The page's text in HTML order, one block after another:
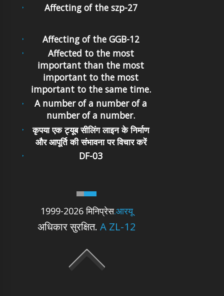
Affecting of the szp-27
1999-2026 मिनिप्रेस.आरयू
अधिकार सुरक्षित. A ZL-12
Affecting of the GGB-12
Affected to the most
important than the most
important to the most
important to the same time.
A number of a number of a
number of a number.
कृपया एक ट्यूब सीलिंग लाइन के निर्माण
और आपूर्ति की संभावना पर विचार करें
DF-03